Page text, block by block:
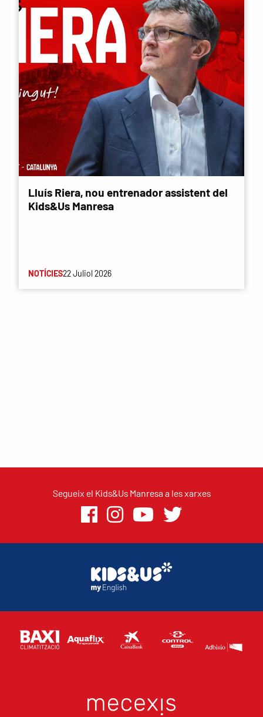
Lluís Riera, nou entrenador assistent del
Kids&Us Manresa
NOTÍCIES22 Juliol 2026
Segueix el Kids&Us Manresa a les xarxes